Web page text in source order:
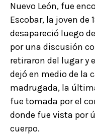
Nuevo León, fue
Escobar, la joven de
desapareció luego
por una discusión
retiraron del lugar y
dejó en medio de la
madrugada, la
fue tomada por el
donde fue vista por
cuerpo.